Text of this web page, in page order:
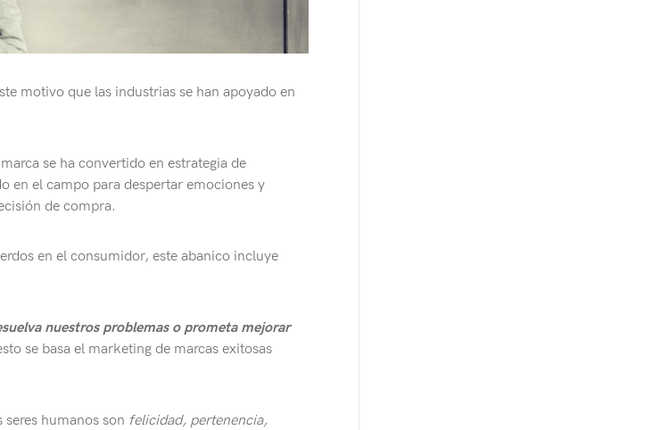
motivo que las industrias se han apoyado en
se ha convertido en estrategia de
en el campo para despertar emociones y
de compra.
en el consumidor, este abanico incluye
nuestros problemas o prometa mejorar
se basa el marketing de marcas exitosas
humanos son felicidad, pertenencia,